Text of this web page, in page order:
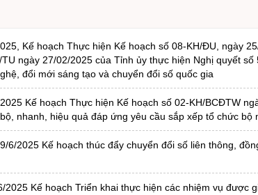
Kế hoạch Thực hiện Kế hoạch số 08-KH/ĐU, ngày
ngày 27/02/2025 của Tỉnh ủy thực hiện Nghị quyết
đổi mới sáng tạo và chuyển đổi số quốc gia
Kế hoạch Thực hiện Kế hoạch số 02-KH/BCĐTW
nhanh, hiệu quả đáp ứng yêu cầu sắp xếp tổ chức bộ
6/2025 Kế hoạch thúc đẩy chuyển đổi số liên thông,
2025 Kế hoạch Triển khai thực hiện các nhiệm vụ được